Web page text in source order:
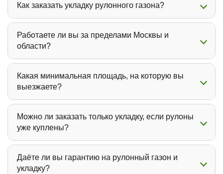
Как заказать укладку рулонного газона?
Работаете ли вы за пределами Москвы и
области?
Какая минимальная площадь, на которую вы
выезжаете?
Можно ли заказать только укладку, если рулоны
уже куплены?
Даёте ли вы гарантию на рулонный газон и
укладку?